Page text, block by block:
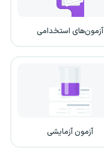
آزمون‌های استخدامی
آزمون آزمایشی